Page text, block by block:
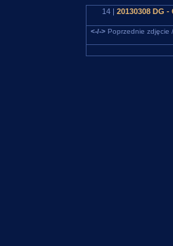
14 | 20130308 DG
<-/->Poprzednie zdjęcie